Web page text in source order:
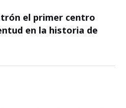
el primer centro
en la historia de